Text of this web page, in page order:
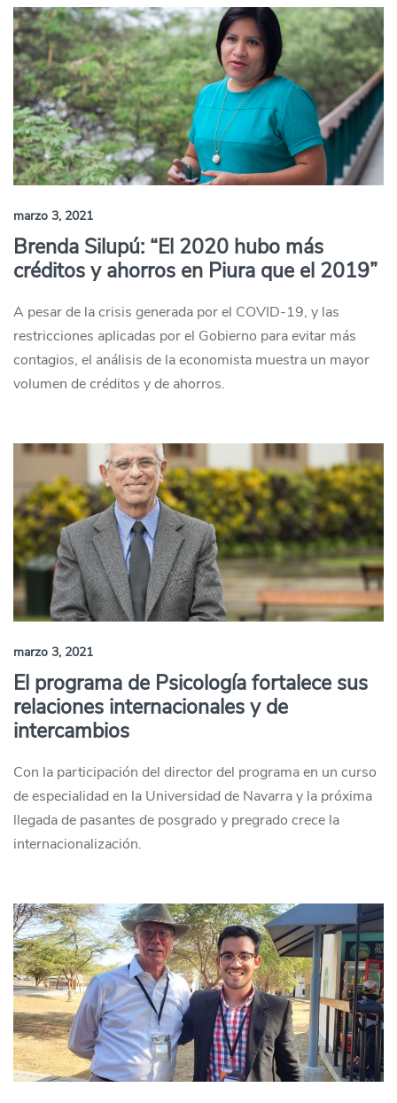
marzo 3, 2021
Brenda Silupú: “El 2020 hubo más
créditos y ahorros en Piura que el 2019”
A pesar de la crisis generada por el COVID-19, y las
restricciones aplicadas por el Gobierno para evitar más
contagios, el análisis de la economista muestra un mayor
volumen de créditos y de ahorros.
marzo 3, 2021
El programa de Psicología fortalece sus
relaciones internacionales y de
intercambios
Con la participación del director del programa en un curso
de especialidad en la Universidad de Navarra y la próxima
llegada de pasantes de posgrado y pregrado crece la
internacionalización.